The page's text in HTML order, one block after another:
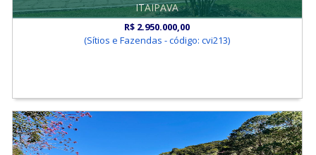
ITAIPAVA
R$ 2.950.000,00
(Sítios e Fazendas - código: cvi213)